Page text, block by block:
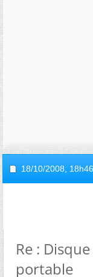
18/10/2008, 18h46
Re :
portable